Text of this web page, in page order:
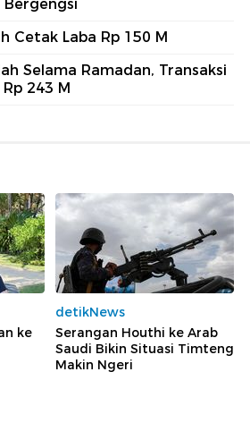
Bergengsi
Cetak Laba Rp 150 M
Selama Ramadan, Transaksi
243 M
ke
detikNews
Serangan Houthi ke Arab
Saudi Bikin Situasi Timteng
Makin Ngeri